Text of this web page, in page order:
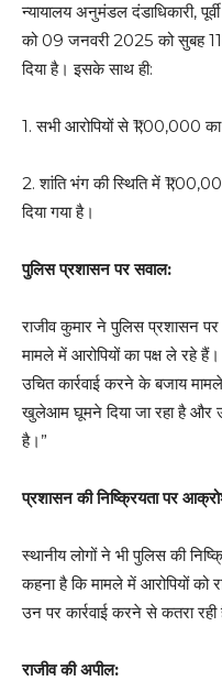
न्यायालय अनुमंडल दंडाधिकारी,
को 09 जनवरी 2025 को सुबह
दिया है। इसके साथ ही:
1. सभी आरोपियों से ₹1,00,000
2. शांति भंग की स्थिति में
दिया गया है।
पुलिस प्रशासन पर सवाल:
राजीव कुमार ने पुलिस प्रशासन
मामले में आरोपियों का पक्ष ले रहे
उचित कार्रवाई करने के बजाय
खुलेआम घूमने दिया जा रहा है और
है।”
प्रशासन की निष्क्रियता पर
स्थानीय लोगों ने भी पुलिस की
कहना है कि मामले में आरोपियों को
उन पर कार्रवाई करने से कतरा रही
राजीव की अपील: